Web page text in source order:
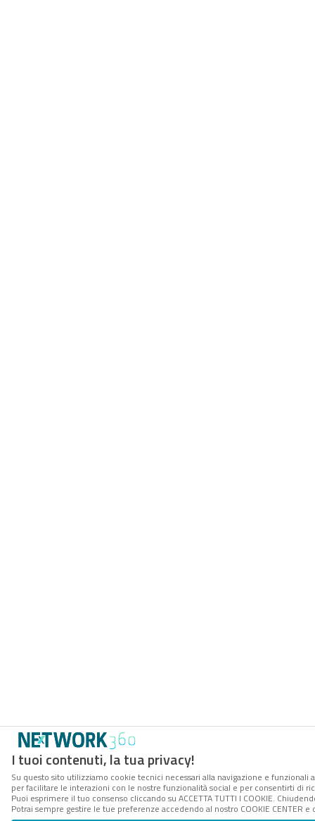
I tuoi contenuti, la tua privacy!
Su questo sito utilizziamo cookie tecnici necessari alla navigazione e
per facilitare le interazioni con le nostre funzionalità social e per consentirti di
Puoi esprimere il tuo consenso cliccando su ACCETTA TUTTI I COOKIE.
Potrai sempre gestire le tue preferenze accedendo al nostro COOKIE